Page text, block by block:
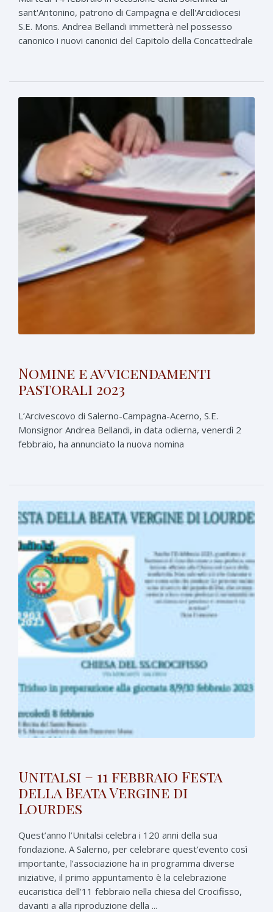
sant'Antonino, patrono di Campagna e dell'Arcidiocesi
S.E. Mons. Andrea Bellandi immetterà nel possesso
canonico i nuovi canonici del Capitolo della Concattedrale
Nomine e avvicendamenti
pastorali 2023
L’Arcivescovo di Salerno-Campagna-Acerno, S.E.
Monsignor Andrea Bellandi, in data odierna, venerdì 2
febbraio, ha annunciato la nuova nomina
Unitalsi – 11 febbraio Festa
della Beata Vergine di
Lourdes
Quest’anno l’Unitalsi celebra i 120 anni della sua
fondazione. A Salerno, per celebrare quest’evento così
importante, l’associazione ha in programma diverse
iniziative, il primo appuntamento è la celebrazione
eucaristica dell’11 febbraio nella chiesa del Crocifisso,
davanti a alla riproduzione della ...